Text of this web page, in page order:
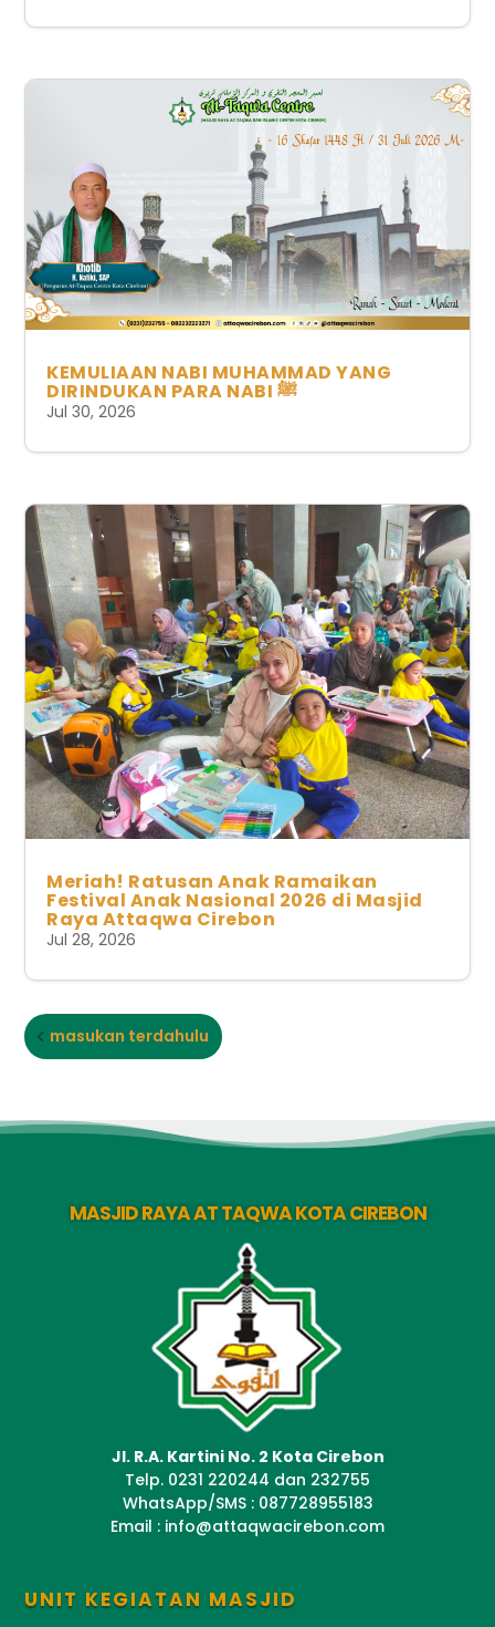
KEMULIAAN NABI MUHAMMAD YANG
DIRINDUKAN PARA NABI ﷺ
Jul 30, 2026
Meriah! Ratusan Anak Ramaikan
Festival Anak Nasional 2026 di Masjid
Raya Attaqwa Cirebon
Jul 28, 2026
masukan terdahulu
MASJID RAYA AT TAQWA KOTA CIREBON
Jl. R.A. Kartini No. 2 Kota Cirebon
Telp. 0231 220244 dan 232755
WhatsApp/SMS : 087728955183
Email : info@attaqwacirebon.com
UNIT KEGIATAN MASJID